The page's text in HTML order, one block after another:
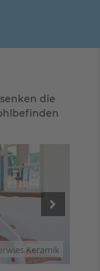
die
Keramik